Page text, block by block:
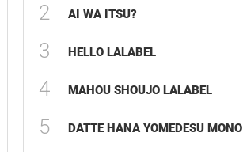
2 AI WA ITSU?
3 HELLO LALABEL
4 MAHOU SHOUJO LALABEL
5 DATTE HANA YOMEDESU MONO